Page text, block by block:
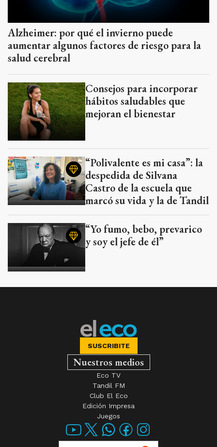
Alzheimer: por qué el invierno puede
aumentar algunos factores de riesgo para la
salud cerebral
Consejos para incorporar
hábitos saludables que
mejoran el bienestar
“Polivalente es mi casa”: la
despedida de Silvana
Castro de la escuela que
marcó su vida y la de Tandil
“Yo fumo, bebo, prevarico
y soy el jefe de él”
SUSCRIBITE
Nuestros medios
Eco TV
Tandil FM
Club El Eco
Edición Impresa
Juegos